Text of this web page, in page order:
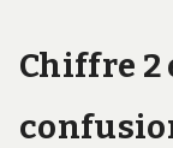
Chiffre 2